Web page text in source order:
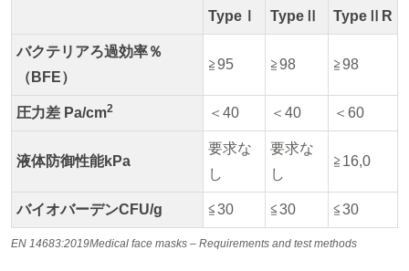
TypeⅠ TypeⅡ TypeⅡR
バクテリアろ過効率％
（BFE）
≧95 ≧98 ≧98
圧力差 Pa/cm2 ＜40 ＜40 ＜60
液体防御性能kPa
要求な
し
要求な
し
≧16,0
バイオバーデンCFU/g ≦30 ≦30 ≦30
EN 14683:2019Medical face masks – Requirements and test methods